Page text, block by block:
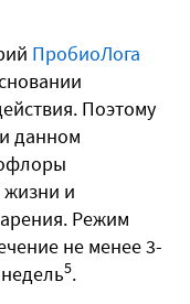
ПробиоЛога
Поэтому
данном
жизни и
Режим
не менее 3-
5.